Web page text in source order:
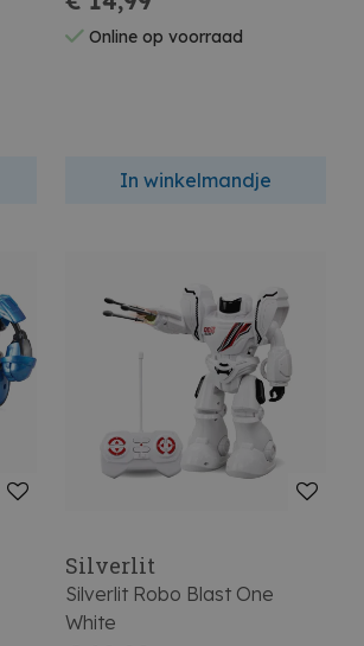
Online op voorraad
In winkelmandje
Silverlit
Silverlit Robo Blast One
White